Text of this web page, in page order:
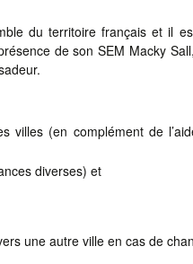
du territoire français et il
de son SEM Macky
villes (en complément de
diverses) et
une autre ville en cas de